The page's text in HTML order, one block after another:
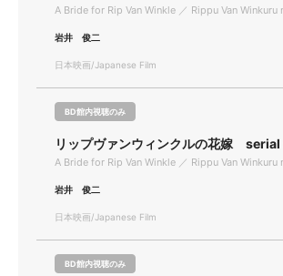
A Bride for Rip Van Winkle ／ Rippu Van Winkuru
岩井 俊二
日本映画/Japanese Film
BD館内視聴のみ
リップヴァンウィンクルの花嫁
A Bride for Rip Van Winkle ／ Rippu Van Winkuru
岩井 俊二
日本映画/Japanese Film
BD館内視聴のみ